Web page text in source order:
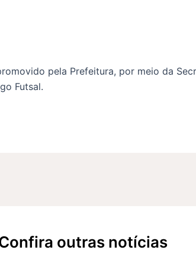
pela Prefeitura, por meio da
Futsal.
outras notícias